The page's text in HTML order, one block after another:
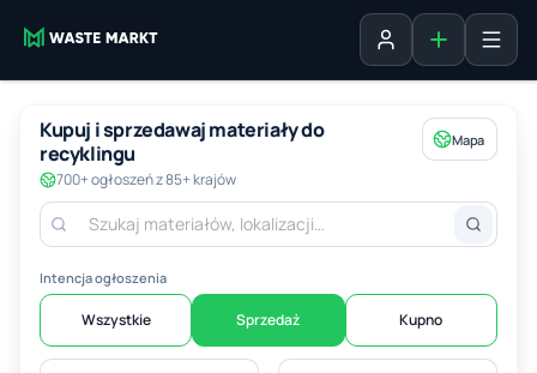
Zaloguj sięDodaj
Kupuj i sprzedawaj materiały do
recyklingu
700+ ogłoszeń z 85+ krajów
Mapa
Intencja ogłoszenia
Wszystkie Sprzedaż Kupno